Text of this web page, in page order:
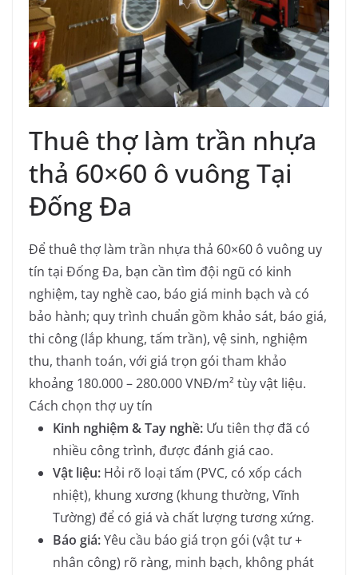
Thuê thợ làm trần nhựa
thả 60×60 ô vuông Tại
Đống Đa
Để thuê thợ làm trần nhựa thả 60×60 ô vuông uy
tín tại Đống Đa, bạn cần tìm đội ngũ có kinh
nghiệm, tay nghề cao, báo giá minh bạch và có
bảo hành; quy trình chuẩn gồm khảo sát, báo giá,
thi công (lắp khung, tấm trần), vệ sinh, nghiệm
thu, thanh toán, với giá trọn gói tham khảo
khoảng 180.000 – 280.000 VNĐ/m² tùy vật liệu.
Cách chọn thợ uy tín
Kinh nghiệm & Tay nghề: Ưu tiên thợ đã có
nhiều công trình, được đánh giá cao.
Vật liệu: Hỏi rõ loại tấm (PVC, có xốp cách
nhiệt), khung xương (khung thường, Vĩnh
Tường) để có giá và chất lượng tương xứng.
Báo giá:Yêu cầu báo giá trọn gói (vật tư +
nhân công) rõ ràng, minh bạch, không phát